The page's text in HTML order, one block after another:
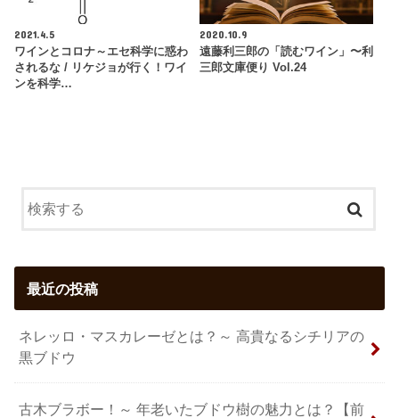
2021.4.5
ワインとコロナ～エセ科学に惑わ
されるな / リケジョが行く！ワイ
ンを科学…
2020.10.9
遠藤利三郎の「読むワイン」〜利
三郎文庫便り Vol.24
最近の投稿
ネレッロ・マスカレーゼとは？～ 高貴なるシチリアの
黒ブドウ
古木ブラボー！～ 年老いたブドウ樹の魅力とは？【前